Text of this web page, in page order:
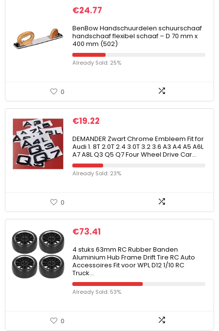
€24.77
BenBow Handschuurdelen schuurschaaf
handschaaf flexibel schaaf – D 70 mm x
400 mm (502)
Already Sold: 25%
0
€19.22
DEMANDER Zwart Chrome Embleem Fit for
Audi 1. 8T 2.0T 2.4 3.0T 3.2 3.6 A3 A4 A5 A6L
A7 A8L Q3 Q5 Q7 Four Wheel Drive Car…
Already Sold: 23%
0
€73.41
4 stuks 63mm RC Rubber Banden
Aluminium Hub Frame Drift Tire RC Auto
Accessoires Fit voor WPL D12 1/10 RC
Truck…
Already Sold: 53%
0